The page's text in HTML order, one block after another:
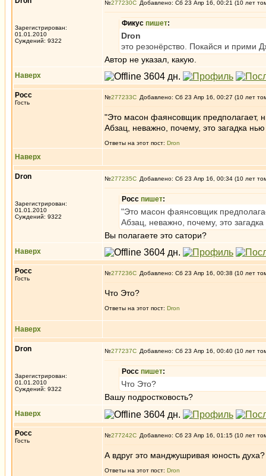
Зарегистрирован:
01.01.2010
Суждений: 9322
№277230 Добавлено: Сб 23 Апр 16, 00:21 (10 лет
Фикус пишет:
Dron
это резонёрство. Покайся и прими
Автор не указал, какую.
Наверх
Росс
Гость
№277233 Добавлено: Сб 23 Апр 16, 00:27 (10 лет
"Это масон фаянсовщик предполагает,
Абзац, неважно, почему, это загадка
Ответы на этот пост: Dron
Наверх
Dron
Зарегистрирован:
01.01.2010
Суждений: 9322
№277235 Добавлено: Сб 23 Апр 16, 00:34 (10 лет
Росс пишет:
"Это масон фаянсовщик
Абзац, неважно, почему, это
Вы полагаете это сатори?
Наверх
Росс
Гость
№277236 Добавлено: Сб 23 Апр 16, 00:38 (10 лет
Что Это?
Ответы на этот пост: Dron
Наверх
Dron
Зарегистрирован:
01.01.2010
Суждений: 9322
№277237 Добавлено: Сб 23 Апр 16, 00:40 (10 лет
Росс пишет:
Что Это?
Вашу подростковость?
Наверх
Росс
Гость
№277242 Добавлено: Сб 23 Апр 16, 01:15 (10 лет
А вдруг это манджушривая юность духа?
Ответы на этот пост: Dron